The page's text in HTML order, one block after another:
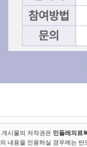
게시물의 저작권은 민들레의료
내용을 인용하실 경우에는